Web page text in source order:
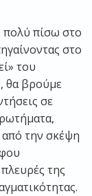
πολύ πίσω στο
στο
του
θα βρούμε
σε
την σκέψη
της